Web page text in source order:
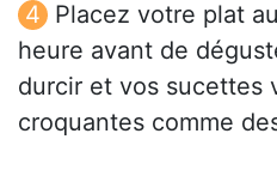
Placez votre plat
heure avant de
durcir et vos sucettes
croquantes comme